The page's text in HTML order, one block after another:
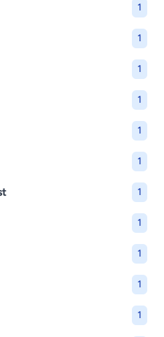
1
1
1
1
1
1
1
1
1
1
1